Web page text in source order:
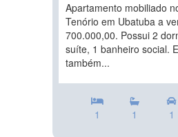
Apartamento mobiliado
Tenório em Ubatuba a
700.000,00. Possui 2
suíte, 1 banheiro social.
também...
1 1 1